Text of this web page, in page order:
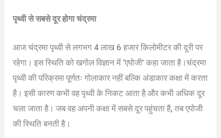
पृथ्वी से सबसे दूर होगा चंद्रमा
आज चंद्रमा पृथ्वी से लगभग 4 लाख 6 हजार किलोमीटर की दूरी पर
रहेगा। इस स्थिति को खगोल विज्ञान में ‘एपोजी’ कहा जाता है।चंद्रमा
पृथ्वी की परिक्रमा पूर्णतः गोलाकार नहीं बल्कि अंडाकार कक्षा में करता
है। इसी कारण कभी वह पृथ्वी के निकट आता है और कभी अधिक दूर
चला जाता है। जब वह अपनी कक्षा में सबसे दूर पहुंचता है, तब एपोजी
की स्थिति बनती है।